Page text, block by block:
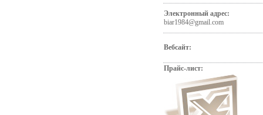
Электронный адрес:
biar1984@gmail.com
Вебсайт:
Прайс-лист: